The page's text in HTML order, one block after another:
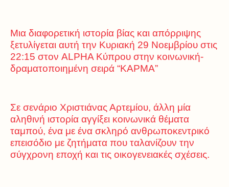
Μια διαφορετική ιστορία βίας και απόρριψης
ξετυλίγεται αυτή την Κυριακή 29 Νοεμβρίου στις
22:15 στον ALPHA Κύπρου στην κοινωνική-
δραματοποιημένη σειρά “ΚΑΡΜΑ”
Σε σενάριο Χριστιάνας Αρτεμίου, άλλη μία
αληθινή ιστορία αγγίξει κοινωνικά θέματα
ταμπού, ένα με ένα σκληρό ανθρωποκεντρικό
επεισόδιο με ζητήματα που ταλανίζουν την
σύγχρονη εποχή και τις οικογενειακές σχέσεις.